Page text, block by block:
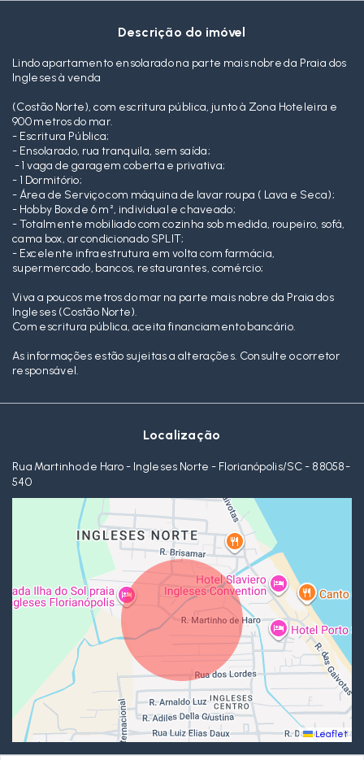
Descrição do imóvel
Lindo apartamento ensolarado na parte mais nobre da Praia dos
Ingleses à venda
(Costão Norte), com escritura pública, junto à Zona Hoteleira e
900 metros do mar.
- Escritura Pública;
- Ensolarado, rua tranquila, sem saída;
- 1 vaga de garagem coberta e privativa;
- 1 Dormitório;
- Área de Serviço com máquina de lavar roupa ( Lava e Seca);
- Hobby Box de 6 m², individual e chaveado;
- Totalmente mobiliado com cozinha sob medida, roupeiro, sofá,
cama box, ar condicionado SPLIT;
- Excelente infraestrutura em volta com farmácia,
supermercado, bancos, restaurantes, comércio;
Viva a poucos metros do mar na parte mais nobre da Praia dos
Ingleses (Costão Norte).
Com escritura pública, aceita financiamento bancário.
As informações estão sujeitas a alterações. Consulte o corretor
responsável.
Localização
Rua Martinho de Haro - Ingleses Norte - Florianópolis/SC- 88058-
540
Leaflet